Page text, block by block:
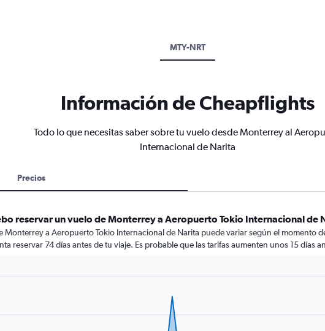
MTY-NRT
Información de Cheapflights
Todo lo que necesitas saber sobre tu vuelo desde Monterrey al
Internacional de Narita
Precios
reservar un vuelo de Monterrey a Aeropuerto Tokio Internacional de
Monterrey a Aeropuerto Tokio Internacional de Narita puede variar según el momento
reservar 74 días antes de tu viaje. Es probable que las tarifas aumenten unos 15 días